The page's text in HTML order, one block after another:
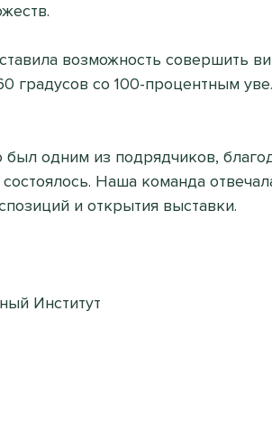
возможность совершить
градусов со 100-процентным
был одним из подрядчиков,
Наша команда
и открытия выставки.
Институт